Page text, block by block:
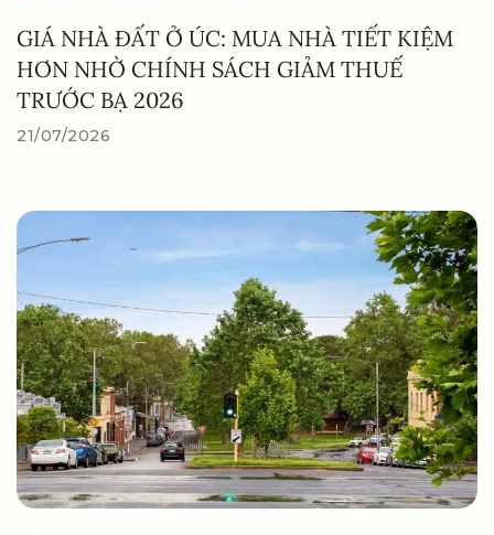
GIÁ NHÀ ĐẤT Ở ÚC: MUA NHÀ TIẾT KIỆM
HƠN NHỜ CHÍNH SÁCH GIẢM THUẾ
TRƯỚC BẠ 2026
21/07/2026